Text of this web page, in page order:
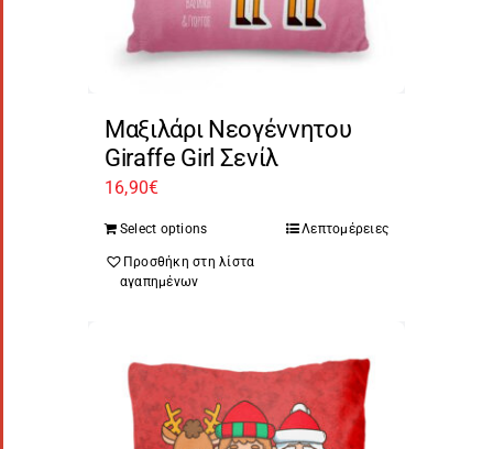
Μαξιλάρι Νεογέννητου
Giraffe Girl Σενίλ
16,90€
Select options Λεπτομέρειες
Προσθήκη στη λίστα
αγαπημένων